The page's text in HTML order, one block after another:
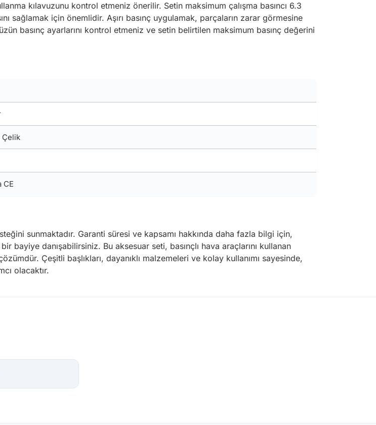
kılavuzunu kontrol etmeniz önerilir. Setin maksimum çalışma basıncı 6.3
sağlamak için önemlidir. Aşırı basınç uygulamak, parçaların zarar görmesine
basınç ayarlarını kontrol etmeniz ve setin belirtilen maksimum basınç değerini
Çelik
CE
sunmaktadır. Garanti süresi ve kapsamı hakkında daha fazla bilgi için,
danışabilirsiniz. Bu aksesuar seti, basınçlı hava araçlarını kullanan
Çeşitli başlıkları, dayanıklı malzemeleri ve kolay kullanımı sayesinde,
olacaktır.